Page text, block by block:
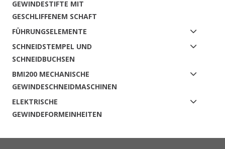
GEWINDESTIFTE MIT
GESCHLIFFENEM SCHAFT
FÜHRUNGSELEMENTE
SCHNEIDSTEMPEL UND
SCHNEIDBUCHSEN
BMI200 MECHANISCHE
GEWINDESCHNEIDMASCHINEN
ELEKTRISCHE
GEWINDEFORMEINHEITEN